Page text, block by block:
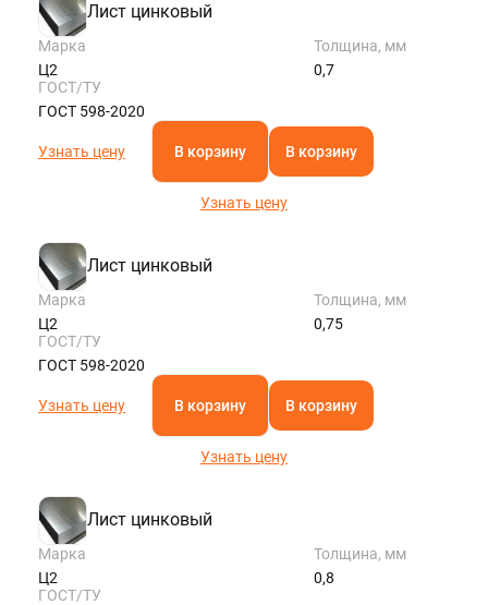
Лист цинковый
Марка
Ц2
Толщина, мм
0,7
ГОСТ/ТУ
ГОСТ 598-2020
Узнать цену В корзину В корзину
Узнать цену
Лист цинковый
Марка
Ц2
Толщина, мм
0,75
ГОСТ/ТУ
ГОСТ 598-2020
Узнать цену В корзину В корзину
Узнать цену
Лист цинковый
Марка
Ц2
Толщина, мм
0,8
ГОСТ/ТУ